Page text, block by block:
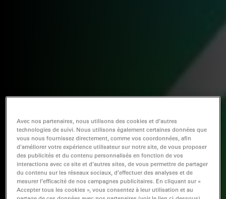
Avec nos partenaires, nous utilisons des cookies et d’autres
technologies de suivi. Nous utilisons également certaines données que
vous nous fournissez directement, comme vos coordonnées, afin
d’améliorer votre expérience utilisateur sur notre site, de vous proposer
des publicités et du contenu personnalisés en fonction de vos
interactions avec ce site et d’autres sites, de vous permettre de partager
du contenu sur les réseaux sociaux, d’effectuer des analyses et de
mesurer l’efficacité de nos campagnes publicitaires. En cliquant sur «
Accepter tous les cookies », vous consentez à leur utilisation et au